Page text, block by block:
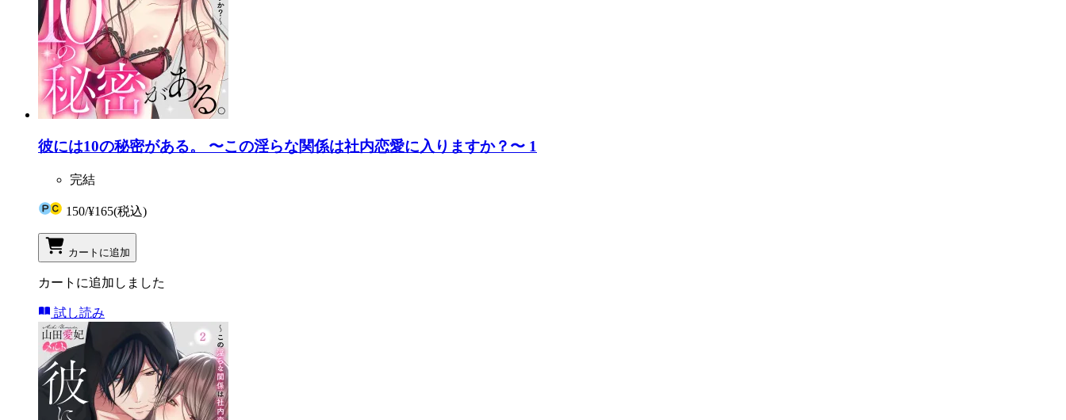
彼には10の秘密がある。 〜この淫らな関係は社内恋愛に入りますか？〜 1
完結
150/¥165(税込)
カートに追加
カートに追加しました
試し読み